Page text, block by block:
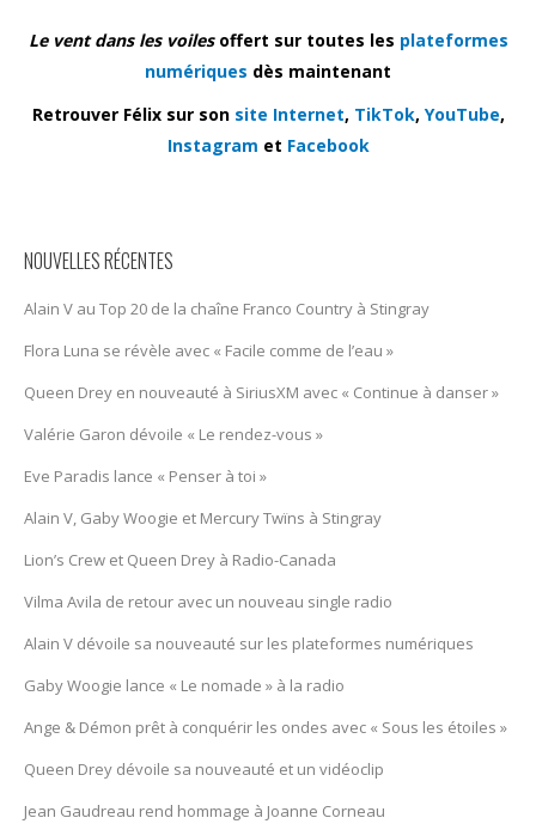
Le vent dans les voiles offert sur toutes les plateformes
numériques dès maintenant
Retrouver Félix sur son site Internet, TikTok, YouTube,
Instagram et Facebook
NOUVELLES RÉCENTES
Alain V au Top 20 de la chaîne Franco Country à Stingray
Flora Luna se révèle avec « Facile comme de l’eau »
Queen Drey en nouveauté à SiriusXM avec « Continue à danser »
Valérie Garon dévoile « Le rendez-vous »
Eve Paradis lance « Penser à toi »
Alain V, Gaby Woogie et Mercury Twïns à Stingray
Lion’s Crew et Queen Drey à Radio-Canada
Vilma Avila de retour avec un nouveau single radio
Alain V dévoile sa nouveauté sur les plateformes numériques
Gaby Woogie lance « Le nomade » à la radio
Ange & Démon prêt à conquérir les ondes avec « Sous les étoiles »
Queen Drey dévoile sa nouveauté et un vidéoclip
Jean Gaudreau rend hommage à Joanne Corneau